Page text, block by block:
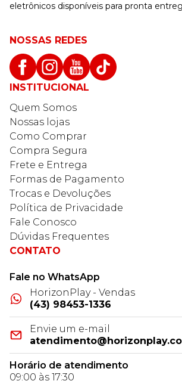
eletrônicos disponíveis para pronta
NOSSAS REDES
INSTITUCIONAL
Quem Somos
Nossas lojas
Como Comprar
Compra Segura
Frete e Entrega
Formas de Pagamento
Trocas e Devoluções
Política de Privacidade
Fale Conosco
Dúvidas Frequentes
CONTATO
Fale no WhatsApp
HorizonPlay - Vendas
(43) 98453-1336
Envie um e-mail
Horário de atendimento
09:00 às 17:30